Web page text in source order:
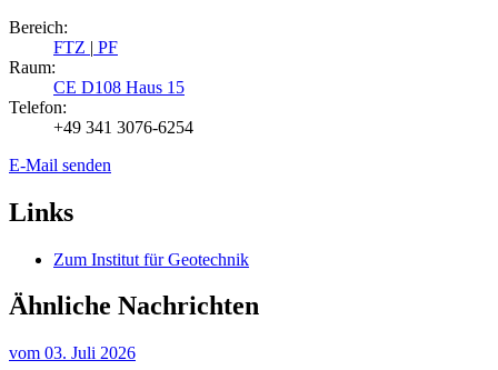
Bereich:
FTZ | PF
Raum:
CE D108 Haus 15
Telefon:
+49 341 3076-6254
E-Mail senden
Links
Zum Institut für Geotechnik
Ähnliche Nachrichten
vom 03. Juli 2026